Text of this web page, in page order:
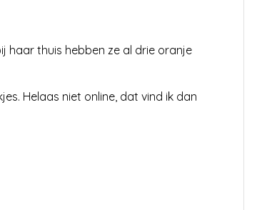
haar thuis hebben ze al drie oranje
Helaas niet online, dat vind ik dan